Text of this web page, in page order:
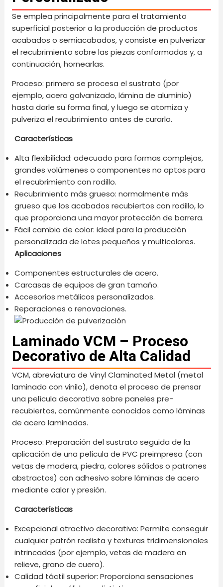
Se emplea principalmente para el tratamiento
superficial posterior a la producción de productos
acabados o semiacabados, y consiste en pulverizar
el recubrimiento sobre las piezas conformadas y, a
continuación, hornearlas.
Proceso: primero se procesa el sustrato (por
ejemplo, acero galvanizado, lámina de aluminio)
hasta darle su forma final, y luego se atomiza y
pulveriza el recubrimiento antes de curarlo.
Características
Alta flexibilidad: adecuado para formas complejas,
grandes volúmenes o componentes no aptos para
el recubrimiento con rodillo.
Recubrimiento más grueso: normalmente más
grueso que los acabados recubiertos con rodillo, lo
que proporciona una mayor protección de barrera.
Fácil cambio de color: ideal para la producción
personalizada de lotes pequeños y multicolores.
Aplicaciones
Componentes estructurales de acero.
Carcasas de equipos de gran tamaño.
Accesorios metálicos personalizados.
Reparaciones o renovaciones.
Laminado VCM – Proceso
Decorativo de Alta Calidad
VCM, abreviatura de Vinyl Claminated Metal (metal
laminado con vinilo), denota el proceso de prensar
una película decorativa sobre paneles pre-
recubiertos, comúnmente conocidos como láminas
de acero laminadas.
Proceso: Preparación del sustrato seguida de la
aplicación de una película de PVC preimpresa (con
vetas de madera, piedra, colores sólidos o patrones
abstractos) con adhesivo sobre láminas de acero
mediante calor y presión.
Características
Excepcional atractivo decorativo: Permite conseguir
cualquier patrón realista y texturas tridimensionales
intrincadas (por ejemplo, vetas de madera en
relieve, grano de cuero).
Calidad táctil superior: Proporciona sensaciones